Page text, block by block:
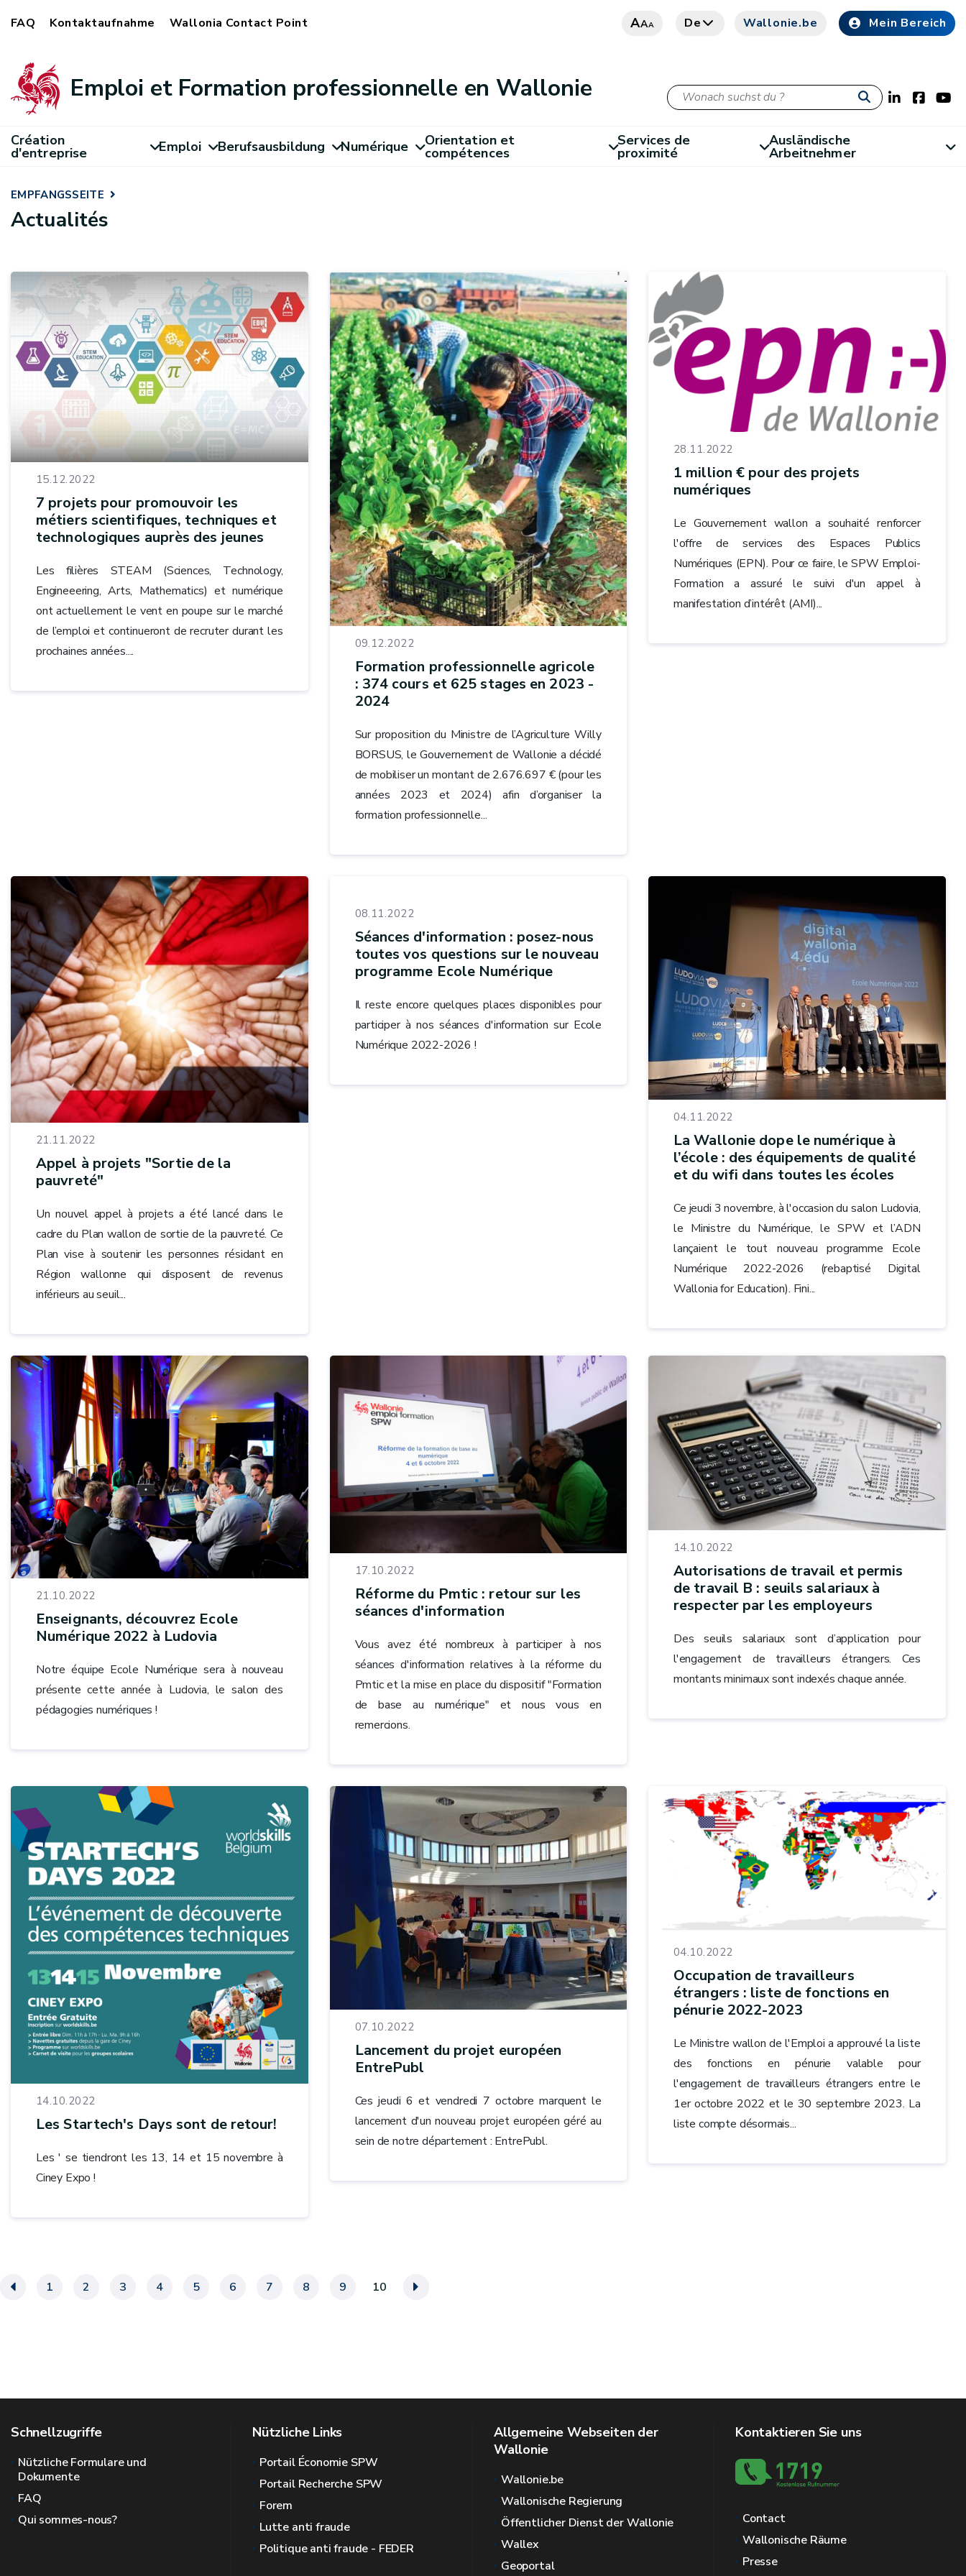
FAQ Kontaktaufnahme Wallonia Contact Point AAA De Wallonie.be Mein Bereich
Emploi et Formation professionnelle en Wallonie
Création
d'entreprise Emploi Berufsausbildung Numérique Orientation et
compétences
Services de
proximité
Ausländische
Arbeitnehmer
EMPFANGSSEITE
Actualités
15.12.2022
7 projets pour promouvoir les
métiers scientifiques, techniques et
technologiques auprès des jeunes
Les filières STEAM (Sciences, Technology,
Engineeering, Arts, Mathematics) et numérique
ont actuellement le vent en poupe sur le marché
de l’emploi et continueront de recruter durant les
prochaines années....
09.12.2022
Formation professionnelle agricole
: 374 cours et 625 stages en 2023 -
2024
Sur proposition du Ministre de l’Agriculture Willy
BORSUS, le Gouvernement de Wallonie a décidé
de mobiliser un montant de 2.676.697 € (pour les
années 2023 et 2024) afin d’organiser la
formation professionnelle...
28.11.2022
1 million € pour des projets
numériques
Le Gouvernement wallon a souhaité renforcer
l'offre de services des Espaces Publics
Numériques (EPN). Pour ce faire, le SPW Emploi-
Formation a assuré le suivi d'un appel à
manifestation d’intérêt (AMI)...
21.11.2022
Appel à projets "Sortie de la
pauvreté"
Un nouvel appel à projets a été lancé dans le
cadre du Plan wallon de sortie de la pauvreté. Ce
Plan vise à soutenir les personnes résidant en
Région wallonne qui disposent de revenus
inférieurs au seuil...
08.11.2022
Séances d'information : posez-nous
toutes vos questions sur le nouveau
programme Ecole Numérique
Il reste encore quelques places disponibles pour
participer à nos séances d'information sur Ecole
Numérique 2022-2026 !
04.11.2022
La Wallonie dope le numérique à
l’école : des équipements de qualité
et du wifi dans toutes les écoles
Ce jeudi 3 novembre, à l'occasion du salon Ludovia,
le Ministre du Numérique, le SPW et l’ADN
lançaient le tout nouveau programme Ecole
Numérique 2022-2026 (rebaptisé Digital
Wallonia for Education). Fini...
21.10.2022
Enseignants, découvrez Ecole
Numérique 2022 à Ludovia
Notre équipe Ecole Numérique sera à nouveau
présente cette année à Ludovia, le salon des
pédagogies numériques !
17.10.2022
Réforme du Pmtic : retour sur les
séances d'information
Vous avez été nombreux à participer à nos
séances d'information relatives à la réforme du
Pmtic et la mise en place du dispositif "Formation
de base au numérique" et nous vous en
remercions.
14.10.2022
Autorisations de travail et permis
de travail B : seuils salariaux à
respecter par les employeurs
Des seuils salariaux sont d’application pour
l'engagement de travailleurs étrangers. Ces
montants minimaux sont indexés chaque année.
14.10.2022
Les Startech's Days sont de retour!
Les ' se tiendront les 13, 14 et 15 novembre à
Ciney Expo !
07.10.2022
Lancement du projet européen
EntrePubl
Ces jeudi 6 et vendredi 7 octobre marquent le
lancement d'un nouveau projet européen géré au
sein de notre département : EntrePubl.
04.10.2022
Occupation de travailleurs
étrangers : liste de fonctions en
pénurie 2022-2023
Le Ministre wallon de l'Emploi a approuvé la liste
des fonctions en pénurie valable pour
l'engagement de travailleurs étrangers entre le
1er octobre 2022 et le 30 septembre 2023. La
liste compte désormais...
« 1 2 3 4 5 6 7 8 9 10 »
Schnellzugriffe
Nützliche Formulare und
Dokumente
FAQ
Qui sommes-nous?
Nützliche Links
Portail Économie SPW
Portail Recherche SPW
Forem
Lutte anti fraude
Politique anti fraude - FEDER
Allgemeine Webseiten der
Wallonie
Wallonie.be
Wallonische Regierung
Öffentlicher Dienst der Wallonie
Wallex
Geoportal
Kontaktieren Sie uns
Contact
Wallonische Räume
Presse